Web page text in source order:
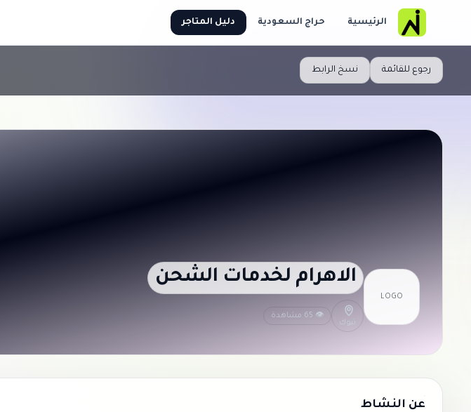
الرئيسية حراج السعودية دليل المتاجر
رجوع للقائمة نسخ الرابط
LOGO
الاهرام لخدمات الشحن
تبوك
👁 65 مشاهدة
عن النشاط